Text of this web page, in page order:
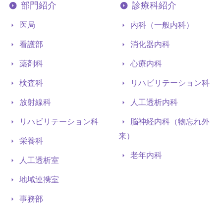
部門紹介
医局
看護部
薬剤科
検査科
放射線科
リハビリテーション科
栄養科
人工透析室
地域連携室
事務部
診療科紹介
内科（一般内科）
消化器内科
心療内科
リハビリテーション科
人工透析内科
脳神経内科（物忘れ外
来）
老年内科